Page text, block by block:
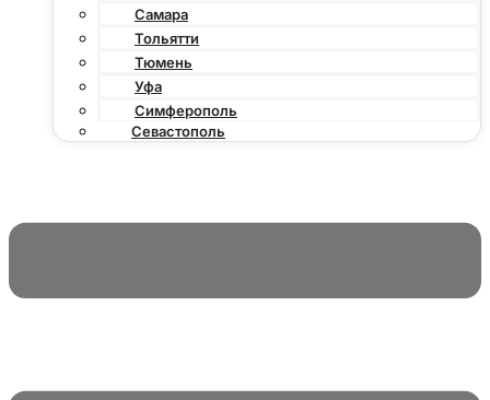
Самара
Тольятти
Тюмень
Уфа
Симферополь
Севастополь